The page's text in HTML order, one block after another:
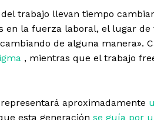
trabajo llevan tiempo
en la fuerza laboral, el lugar
de alguna manera».
, mientras que el trabajo
aproximadamente
esta generación se guía por